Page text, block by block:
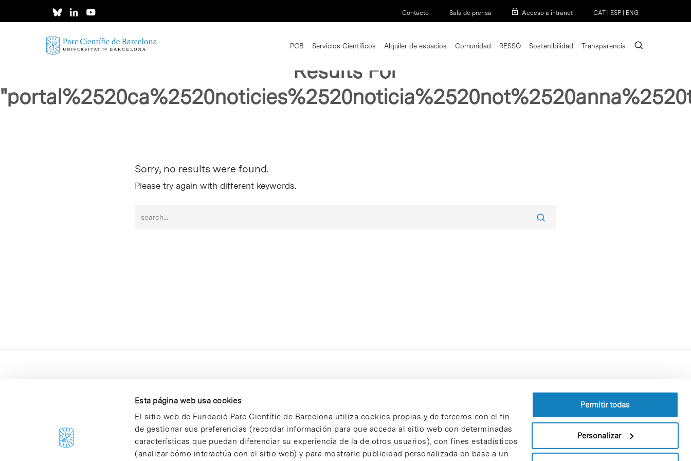
Esta página web usa cookies
El sitio web de Fundació Parc Científic de Barcelona utiliza cookies propias y de terceros con el fin
de gestionar sus preferencias (recordar información para que acceda al sitio web con determinadas
características que puedan diferenciar su experiencia de la de otros usuarios), con fines estadísticos
(analizar cómo interactúa con el sitio web) y para mostrarle publicidad personalizada en base a un
Permitir todas
Personalizar
Contacto Sala de prensa Acceso a intranet CAT ESP ENG
PCB Servicios Científicos Alquiler de espacios Comunidad RESSÒ Sostenibilidad Transparencia search
Results For
Sorry, no results were found.
Please try again with different keywords.
C/Baldiri Reixac, 4-12 i 15
08028 Barcelona
Perfil del contratante
Política de privacidad
Aviso Legal
Patrones y patrocinadores
Bolsa de trabajo